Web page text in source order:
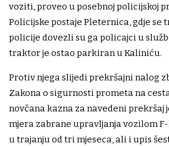
voziti, proveo u posebnoj policijskoj
Policijske postaje Pleternica, gdje se
policije dovezli su ga policajci u
traktor je ostao parkiran u Kaliniću.
Protiv njega slijedi prekršajni nalog
Zakona o sigurnosti prometa na
novčana kazna za navedeni prekršaj
mjera zabrane upravljanja vozilom
u trajanju od tri mjeseca, ali i upis